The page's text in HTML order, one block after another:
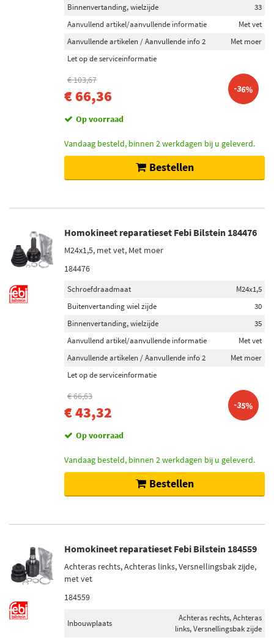
Binnenvertanding, wielzijde
33
Aanvullend artikel/aanvullende informatie
Met vet
Aanvullende artikelen / Aanvullende info 2
Met moer
Let op de serviceinformatie
€ 103,67
€ 66,36 -36%
Op voorraad
Vandaag besteld, binnen 2 werkdagen bij u geleverd.
Bestellen
Homokineet reparatieset Febi Bilstein 184476
M24x1,5, met vet, Met moer
184476
Schroefdraadmaat
M24x1,5
Buitenvertanding wiel zijde
30
Binnenvertanding, wielzijde
35
Aanvullend artikel/aanvullende informatie
Met vet
Aanvullende artikelen / Aanvullende info 2
Met moer
Let op de serviceinformatie
€ 66,63
€ 43,32 -35%
Op voorraad
Vandaag besteld, binnen 2 werkdagen bij u geleverd.
Bestellen
Homokineet reparatieset Febi Bilstein 184559
Achteras rechts, Achteras links, Versnellingsbak zijde,
met vet
184559
Inbouwplaats
Achteras rechts, Achteras
links, Versnellingsbak zijde